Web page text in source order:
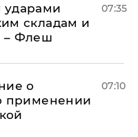
ударами
складам и
– Флеш
07:35
о
применении
07:10